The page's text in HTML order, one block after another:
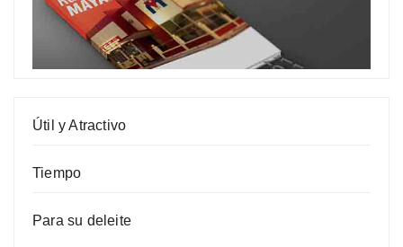
Útil y Atractivo
Tiempo
Para su deleite